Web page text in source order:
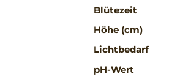
Blütezeit
Höhe (cm)
Lichtbedarf
pH-Wert